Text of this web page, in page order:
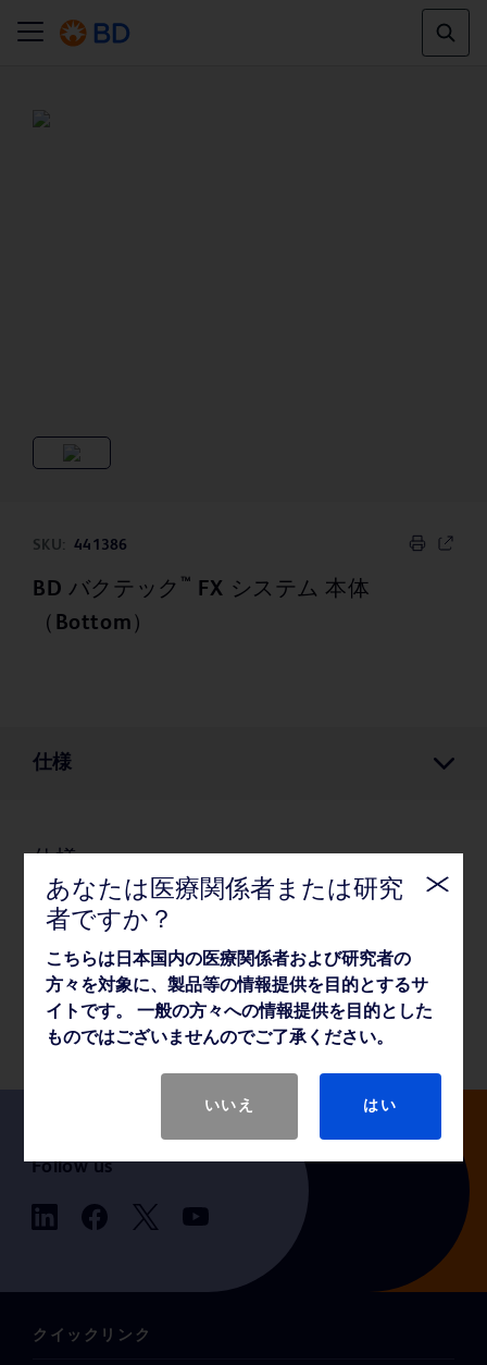
SKU: 441386
BD バクテック ™ FX システム 本体
（Bottom）
仕様
仕様
梱包
薬事・その他情報
Follow us
クイックリンク
あなたは医療関係者または研究
者ですか？
こちらは日本国内の医療関係者および研究者の
方々を対象に、製品等の情報提供を目的とするサ
イトです。 一般の方々への情報提供を目的とした
ものではございませんのでご了承ください。
いいえ はい